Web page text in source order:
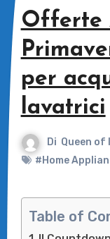
Offerte
per
lavatrici
Di Queen of
#Home
Table of